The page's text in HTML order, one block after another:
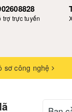
trợ trực tuyến
sơ công nghệ